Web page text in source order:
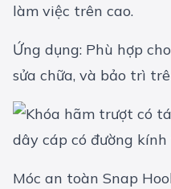
làm việc trên cao.
Ứng dụng: Phù hợp
sửa chữa, và bảo trì
Móc an toàn Snap